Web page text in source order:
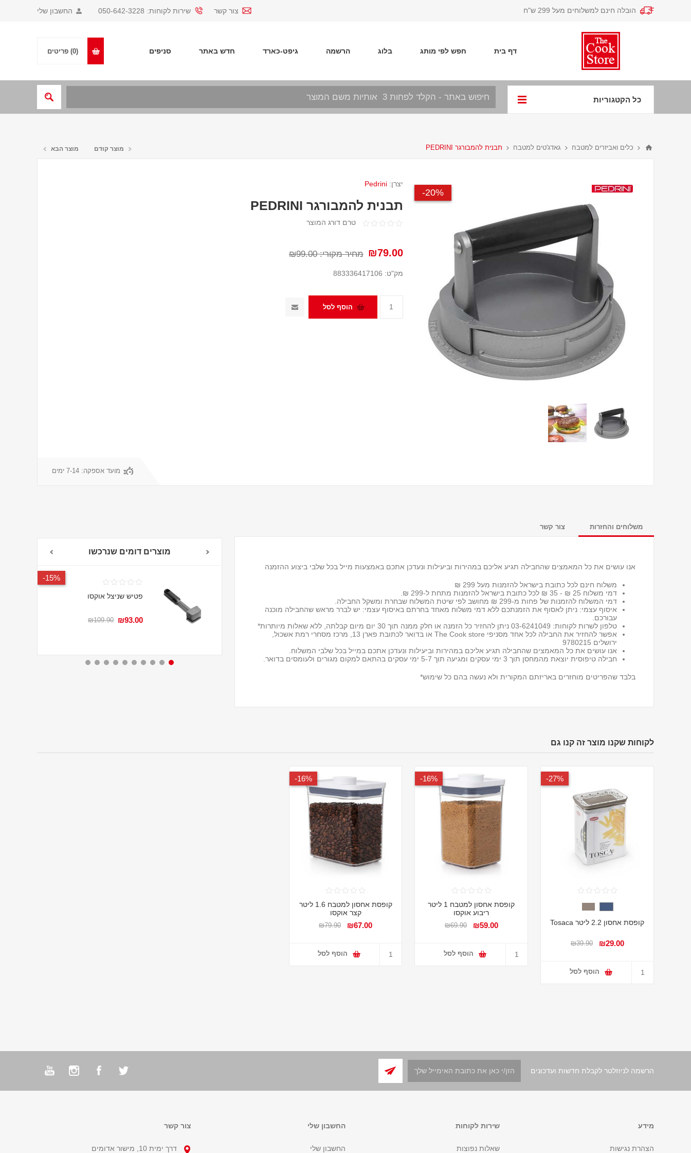
החשבון שלי צור קשר שירות לקוחות: 050-642-3228 הובלה חינם למשלוחים מעל 299 ש"ח
דף בית חפש לפי מותג בלוג הרשמה גיפט-כארד חדש באתר סניפים (0) פריטים
כל הקטגוריות
כלים ואביזרים למטבח גאדג'טים למטבח תבנית להמבורגר PEDRINI מוצר קודם מוצר הבא
20%-
יצרן: Pedrini
תבנית להמבורגר PEDRINI
טרם דורג המוצר
₪79.00 מחיר מקורי: ₪99.00
מק"ט: 883336417106
מועד אספקה: 7-14 ימים
משלוחים והחזרות צור קשר
אנו עושים את כל המאמצים שהחבילה תגיע אליכם במהירות וביעילות ונעדכן אתכם באמצעות מייל בכל שלבי ביצוע ההזמנה
משלוח חינם לכל כתובת בישראל להזמנות מעל 299 ₪
דמי משלוח 25 ₪ - 35 ₪ לכל כתובת בישראל
להזמנות מתחת ל-299 ₪.
דמי המשלוח להזמנות של פחות מ-299 ₪ מחושב לפי שיטת המשלוח שבחרת ומשקל החבילה.
איסוף עצמי: ניתן לאסוף את הזמנתכם ללא דמי משלוח מאחד בחרתם באיסוף עצמי: יש לברר מראש שהחבילה מוכנה
עבורכם.
טלפון לשרות לקוחות: 03-6241049 ניתן להחזיר כל הזמנה או חלק ממנה תוך 30 יום מיום קבלתה, ללא שאלות מיותרות*
אפשר להחזיר את החבילה לכל אחד מסניפי The Cook store או בדואר לכתובת פארן 13, מרכז מסחרי רמת אשכול,
ירושלים 9780215
אנו עושים את כל המאמצים שהחבילה תגיע אליכם במהירות וביעילות ונעדכן אתכם במייל בכל שלבי המשלוח.
חבילה טיפוסית יוצאת מהמחסן תוך 3 ימי עסקים ומגיעה תוך 5-7 ימי עסקים בהתאם למקום מגורים ולעומסים בדואר.
בלבד שהפריטים מוחזרים באריזתם המקורית ולא נעשה בהם כל שימוש*
מוצרים דומים שנרכשו
מעמד לכוסות חד פעמיים
Tosca
₪59.00
15%-
פטיש שניצל אוקסו
₪93.00
₪109.90
לקוחות שקנו מוצר זה קנו גם
27%-
קופסת אחסון 2.2 ליטר Tosaca
₪29.00
₪39.90
הוסף לסל
16%-
קופסת אחסון למטבח 1 ליטר
ריבוע אוקסו
₪59.00
₪69.90
הוסף לסל
16%-
קופסת אחסון למטבח 1.6 ליטר
קצר אוקסו
₪67.00
₪79.90
הוסף לסל
הרשמה לניוזלטר לקבלת חדשות ועדכונים
מידע
הצהרת נגישות
שירות לקוחות
שאלות נפוצות
החשבון שלי
החשבון שלי
צור קשר
דרך ימית 10, מישור אדומים